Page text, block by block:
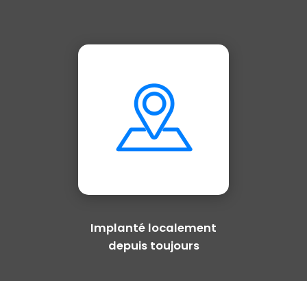
Implanté localement
depuis toujours